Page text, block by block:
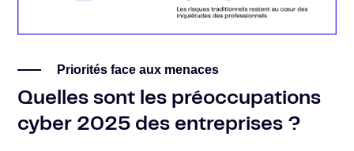
Priorités face aux menaces
Quelles sont les préoccupations
cyber 2025 des entreprises ?